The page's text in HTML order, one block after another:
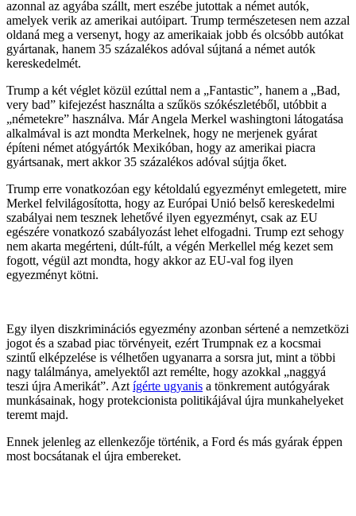
azonnal az agyába szállt, mert eszébe jutottak a német autók,
amelyek verik az amerikai autóipart. Trump természetesen nem azzal
oldaná meg a versenyt, hogy az amerikaiak jobb és olcsóbb autókat
gyártanak, hanem 35 százalékos adóval sújtaná a német autók
kereskedelmét.
Trump a két véglet közül ezúttal nem a „Fantastic”, hanem a „Bad,
very bad” kifejezést használta a szűkös szókészletéből, utóbbit a
„németekre” használva. Már Angela Merkel washingtoni látogatása
alkalmával is azt mondta Merkelnek, hogy ne merjenek gyárat
építeni német atógyártók Mexikóban, hogy az amerikai piacra
gyártsanak, mert akkor 35 százalékos adóval sújtja őket.
Trump erre vonatkozóan egy kétoldalú egyezményt emlegetett, mire
Merkel felvilágosította, hogy az Európai Unió belső kereskedelmi
szabályai nem tesznek lehetővé ilyen egyezményt, csak az EU
egészére vonatkozó szabályozást lehet elfogadni. Trump ezt sehogy
nem akarta megérteni, dúlt-fúlt, a végén Merkellel még kezet sem
fogott, végül azt mondta, hogy akkor az EU-val fog ilyen
egyezményt kötni.
Egy ilyen diszkriminációs egyezmény azonban sértené a nemzetközi
jogot és a szabad piac törvényeit, ezért Trumpnak ez a kocsmai
szintű elképzelése is vélhetően ugyanarra a sorsra jut, mint a többi
nagy találmánya, amelyektől azt remélte, hogy azokkal „naggyá
teszi újra Amerikát”. Azt ígérte ugyanis a tönkrement autógyárak
munkásainak, hogy protekcionista politikájával újra munkahelyeket
teremt majd.
Ennek jelenleg az ellenkezője történik, a Ford és más gyárak éppen
most bocsátanak el újra embereket.